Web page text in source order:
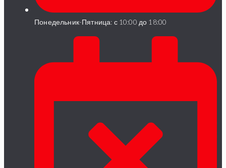
Понедельник-Пятница: с 10:00 до 18:00